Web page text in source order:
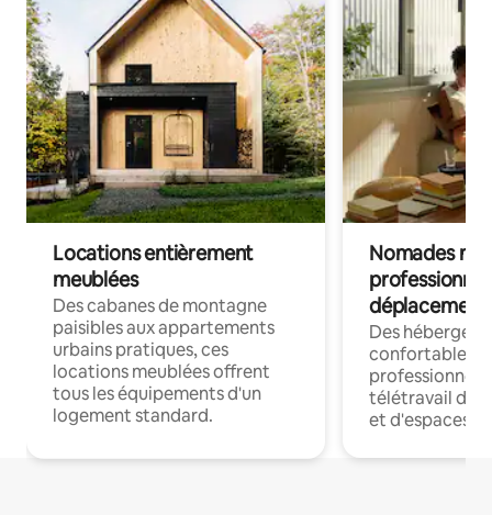
Locations entièrement
meublées
Des cabanes de montagne
paisibles aux appartements
urbains pratiques, ces
locations meublées offrent
tous les équipements d'un
logement standard.
Nomades
déplacement
Des
confortables
professionnels
télétravail
et d'espaces